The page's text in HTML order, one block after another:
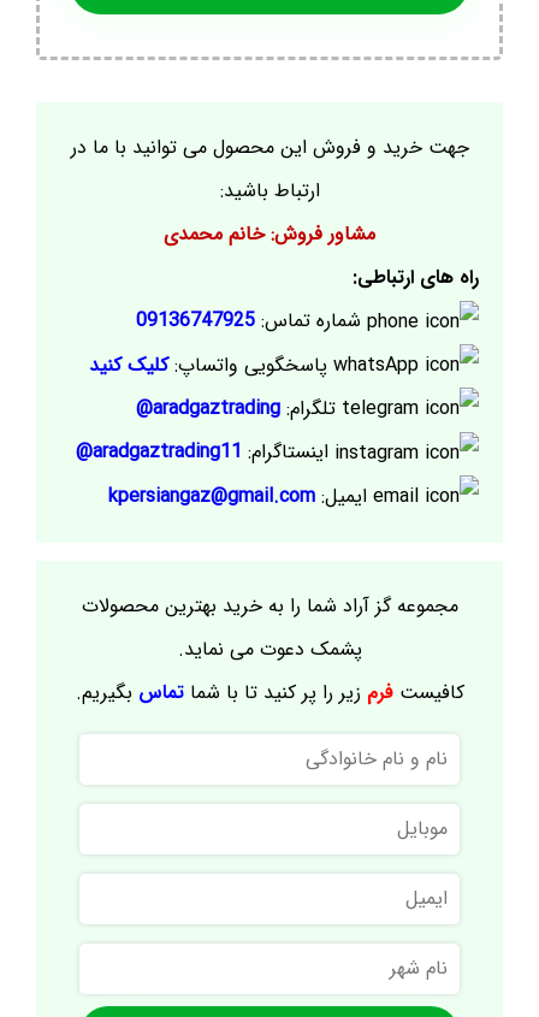
جهت خرید و فروش این محصول می توانید با ما در
ارتباط باشید:
مشاور فروش: خانم محمدی
راه های ارتباطی:
شماره تماس: 09136747925
پاسخگویی واتساپ:کلیک کنید
تلگرام: aradgaztrading@
اینستاگرام: aradgaztrading11@
ایمیل: kpersiangaz@gmail.com
مجموعه گز آراد شما را به خرید بهترین محصولات
پشمک دعوت می نماید.
کافیستفرم زیر را پر کنید تا با شماتماس بگیریم.
نام
و
نام
خانوادگی
موبایل
ایمیل
نام
شهر